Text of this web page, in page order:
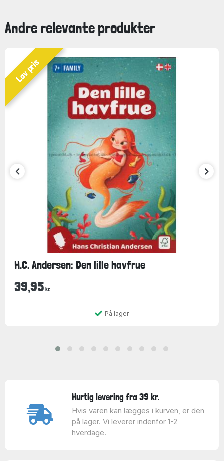
Andre relevante produkter
Lav pris
H.C. Andersen: Den lille havfrue
39,95 kr.
På lager
Hurtig levering fra 39 kr.
Hvis varen kan lægges i kurven, er den
på lager. Vi leverer indenfor 1-2
hverdage.